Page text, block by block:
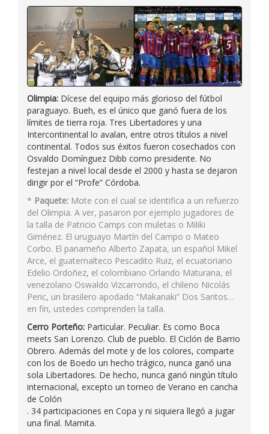
Olimpia: Dícese del equipo más glorioso del fútbol
paraguayo. Bueh, es el único que ganó fuera de los
límites de tierra roja. Tres Libertadores y una
Intercontinental lo avalan, entre otros títulos a nivel
continental. Todos sus éxitos fueron cosechados con
Osvaldo Domínguez Dibb como presidente. No
festejan a nivel local desde el 2000 y hasta se dejaron
dirigir por el “Profe” Córdoba.
* Paquete: Mote con el cual se identifica a un refuerzo
del Olimpia. A ver, pasaron por ejemplo jugadores de
la talla de Patricio Camps con muletas o Miliki
Giménez. El uruguayo Martín del Campo o Mateo
Corbo. El panameño Alberto Zapata, un español Mikel
Arce, el guatemalteco Pescadito Ruiz, el ecuatoriano
Edelio Ordoñez, el colombiano Orlando Maturana, el
venezolano Oswaldo Vizcarrondo, el chileno Nicolás
Peric, un brasilero apodado “Makanaki” Dos Santos…
en fin, ustedes comprenden la talla.
Cerro Porteño: Particular. Peculiar. Es como Boca
meets San Lorenzo. Club de pueblo. El Ciclón de Barrio
Obrero. Además del mote y de los colores, comparte
con los de Boedo un hecho trágico, nunca ganó una
sola Libertadores. De hecho, nunca ganó ningún título
internacional, excepto un torneo de Verano en cancha
de Colón
. 34 participaciones en Copa y ni siquiera llegó a jugar
una final. Mamita.